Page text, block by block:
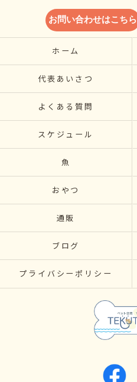
お問い合わせはこちら
ホーム
代表あいさつ
よくある質問
スケジュール
魚
おやつ
通販
ブログ
プライバシーポリシー